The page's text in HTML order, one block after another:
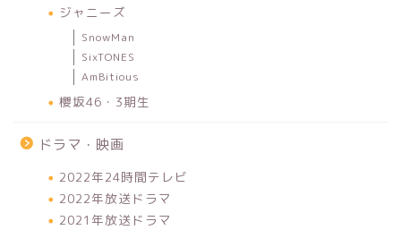
ジャニーズ
SnowMan
SixTONES
AmBitious
櫻坂46・3期生
ドラマ・映画
2022年24時間テレビ
2022年放送ドラマ
2021年放送ドラマ